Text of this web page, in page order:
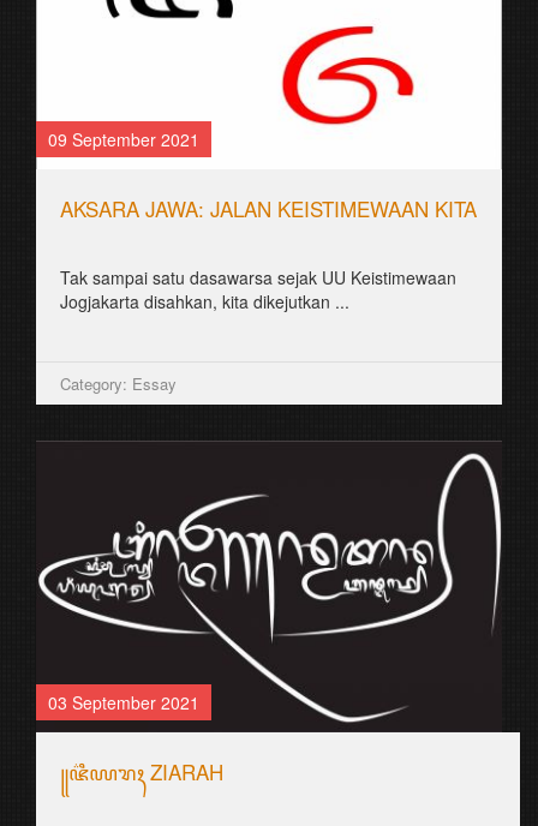
09 September 2021
AKSARA JAWA: JALAN KEISTIMEWAAN KITA
Tak sampai satu dasawarsa sejak UU Keistimewaan
Jogjakarta disahkan, kita dikejutkan ...
Category: Essay
03 September 2021
꧋ꦗ꦳ꦶꦪꦫꦃ ZIARAH